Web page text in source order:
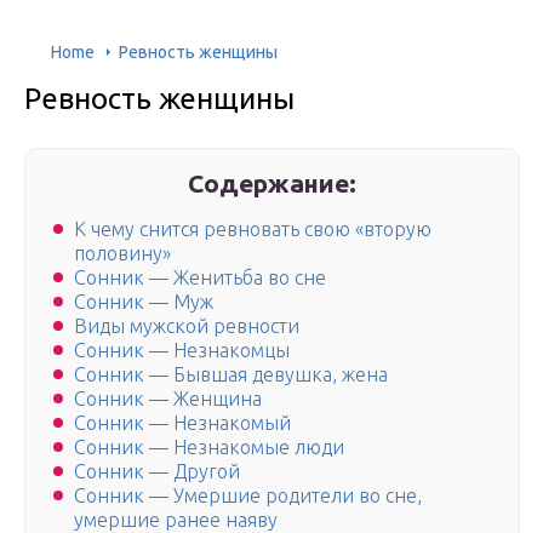
Home Ревность женщины
Ревность женщины
Содержание:
К чему снится ревновать свою «вторую
половину»
Сонник — Женитьба во сне
Сонник — Муж
Виды мужской ревности
Сонник — Незнакомцы
Сонник — Бывшая девушка, жена
Сонник — Женщина
Сонник — Незнакомый
Сонник — Незнакомые люди
Сонник — Другой
Сонник — Умершие родители во сне,
умершие ранее наяву